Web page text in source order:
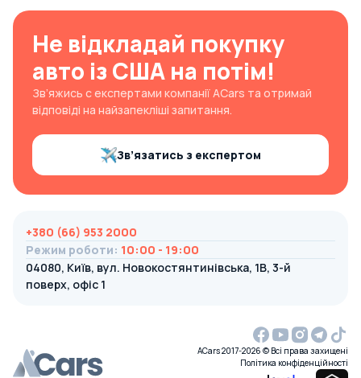
Не відкладай покупку
авто із США на потім!
Зв’яжись с експертами компанії ACars та отримай
відповіді на найзапекліші запитання.
Зв’язатись з експертом
+380 (66) 953 2000
Режим роботи: 10:00 - 19:00
04080, Київ, вул. Новокостянтинівська, 1В, 3-й
поверх, офіс 1
ACars 2017-2026 © Всі права захищені
Політика конфіденційності